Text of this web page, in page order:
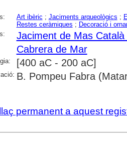
Art ibèric ; Jaciments arqueològics ;
Restes ceràmiques ; Decoració i
Jaciment de Mas
Cabrera de Mar
[400 aC - 200 aC]
B. Pompeu Fabra
permanent a aquest